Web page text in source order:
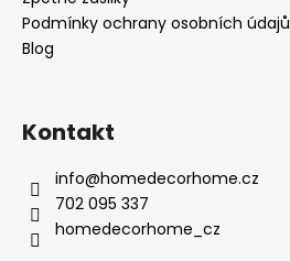
Podmínky ochrany osobních údajů
Blog
Kontakt
info@homedecorhome.cz
702 095 337
homedecorhome_cz